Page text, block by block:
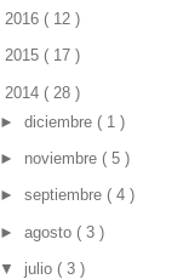
2016 ( 12 )
2015 ( 17 )
2014 ( 28 )
► diciembre ( 1 )
► noviembre ( 5 )
► septiembre ( 4 )
► agosto ( 3 )
▼ julio ( 3 )